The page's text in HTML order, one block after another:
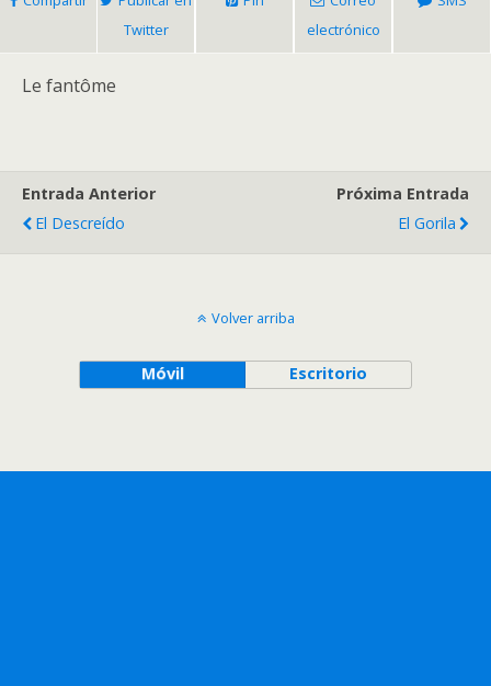
Twitter
electrónico
Le fantôme
Entrada Anterior
El Descreído
Próxima Entrada
El Gorila
Volver arriba
Móvil Escritorio